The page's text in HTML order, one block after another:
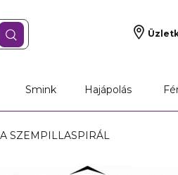
Smink Hajápolás
SZEMPILLASPIRÁL